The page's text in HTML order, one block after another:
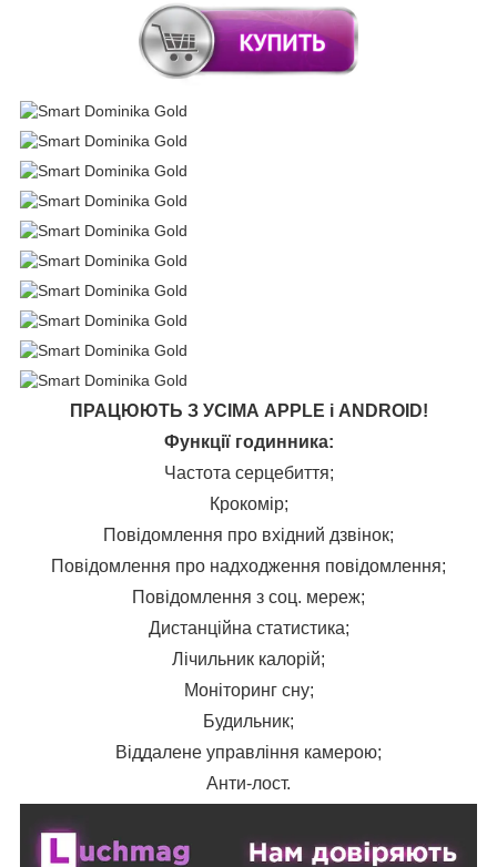
ПРАЦЮЮТЬ З УСІМА APPLE і ANDROID!
Функції годинника:
Частота серцебиття;
Крокомір;
Повідомлення про вхідний дзвінок;
Повідомлення про надходження повідомлення;
Повідомлення з соц. мереж;
Дистанційна статистика;
Лічильник калорій;
Моніторинг сну;
Будильник;
Віддалене управління камерою;
Анти-лост.